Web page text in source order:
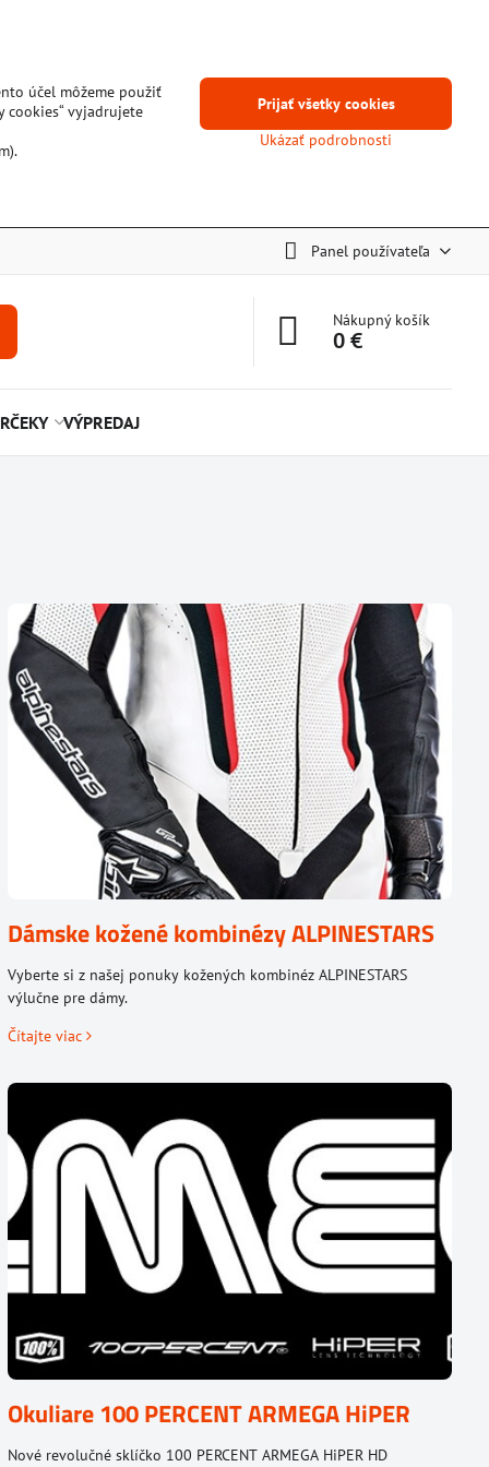
Panel používateľa
Nákupný košík
0 €
VÝPREDAJ
Dámske kožené kombinézy ALPINESTARS
Vyberte si z našej ponuky kožených kombinéz ALPINESTARS
výlučne pre dámy.
Čítajte viac
Okuliare 100 PERCENT ARMEGA HiPER
Nové revolučné sklíčko 100 PERCENT ARMEGA HiPER HD
účel môžeme použiť
cookies“ vyjadrujete
Ukázať podrobnosti
Prijať všetky cookies